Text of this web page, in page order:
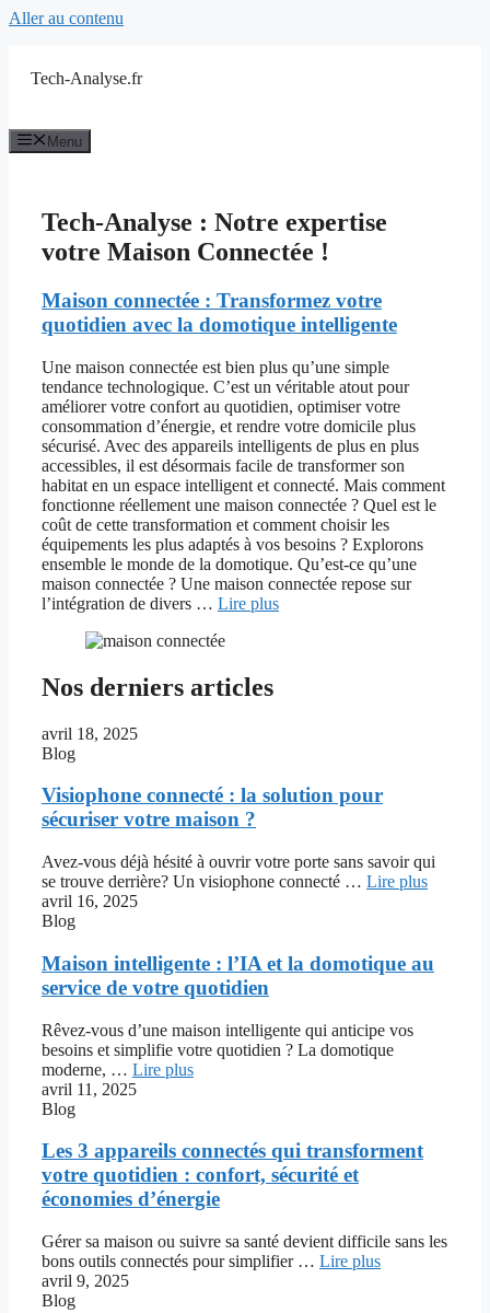
Aller au contenu
Tech-Analyse.fr
Menu
Tech-Analyse : Notre expertise
votre Maison Connectée !
Maison connectée : Transformez votre
quotidien avec la domotique intelligente
Une maison connectée est bien plus qu’une simple
tendance technologique. C’est un véritable atout pour
améliorer votre confort au quotidien, optimiser votre
consommation d’énergie, et rendre votre domicile plus
sécurisé. Avec des appareils intelligents de plus en plus
accessibles, il est désormais facile de transformer son
habitat en un espace intelligent et connecté. Mais comment
fonctionne réellement une maison connectée ? Quel est le
coût de cette transformation et comment choisir les
équipements les plus adaptés à vos besoins ? Explorons
ensemble le monde de la domotique. Qu’est-ce qu’une
maison connectée ? Une maison connectée repose sur
l’intégration de divers … Lire plus
Nos derniers articles
avril 18, 2025
Blog
Visiophone connecté : la solution pour
sécuriser votre maison ?
Avez-vous déjà hésité à ouvrir votre porte sans savoir qui
se trouve derrière? Un visiophone connecté … Lire plus
avril 16, 2025
Blog
Maison intelligente : l’IA et la domotique au
service de votre quotidien
Rêvez-vous d’une maison intelligente qui anticipe vos
besoins et simplifie votre quotidien ? La domotique
moderne, … Lire plus
avril 11, 2025
Blog
Les 3 appareils connectés qui transforment
votre quotidien : confort, sécurité et
économies d’énergie
Gérer sa maison ou suivre sa santé devient difficile sans les
bons outils connectés pour simplifier … Lire plus
avril 9, 2025
Blog